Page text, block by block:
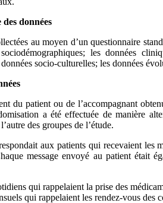
données
au moyen d’un questionnaire
les données
socio-culturelles; les données
du patient ou de l’accompagnant
a été effectuée de manière
des groupes de l’étude.
aux patients qui recevaient les
message envoyé au patient était
qui rappelaient la prise des
qui rappelaient les rendez-vous